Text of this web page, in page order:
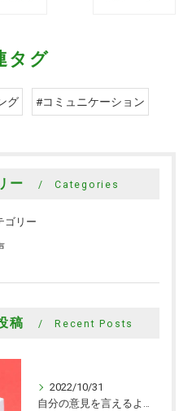
タグ
グ #コミュニケーション
ー Categories
ゴリー
稿 Recent Posts
2022/10/31
自分の意見を言えるようになった